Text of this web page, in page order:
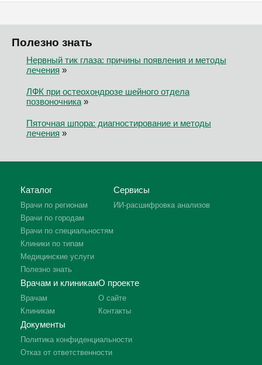
Полезно знать
Нервный тик глаза: причины появления и методы
лечения »
ЛФК при остеохондрозе шейного отдела
позвоночника»
Пяточная шпора: диагностирование и методы
лечения »
Каталог
Врачи по регионам
Врачи по городам
Врачи по специальностям
Клиники по типам
Медицинские услуги
Полезно знать
Сервисы
ИИ-расшифровка анализов
Врачам и клиникам
Врачам
Клиникам
О проекте
О сайте
Контакты
Документы
Политика конфиденциальности
Отказ от ответственности